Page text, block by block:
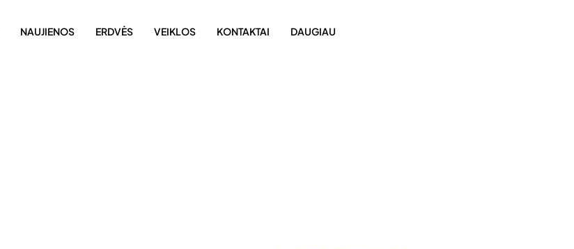
NAUJIENOS ERDVĖS VEIKLOS KONTAKTAI DAUGIAU